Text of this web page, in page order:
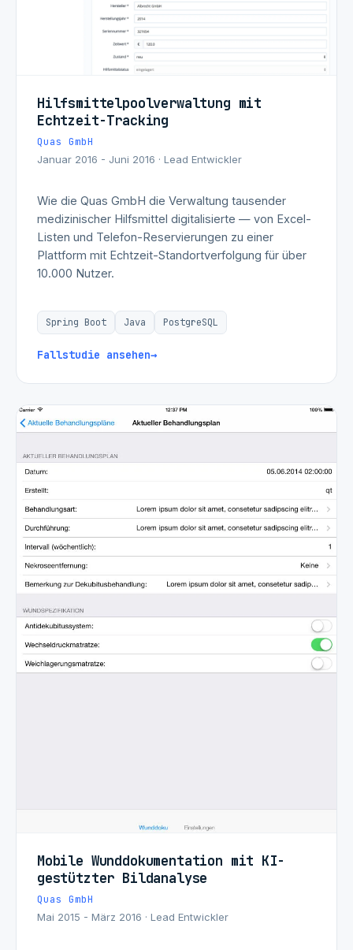
Hilfsmittelpoolverwaltung mit
Echtzeit-Tracking
Quas GmbH
Januar 2016 - Juni 2016 · Lead Entwickler
Wie die Quas GmbH die Verwaltung tausender
medizinischer Hilfsmittel digitalisierte — von Excel-
Listen und Telefon-Reservierungen zu einer
Plattform mit Echtzeit-Standortverfolgung für über
10.000 Nutzer.
Spring Boot Java PostgreSQL
Fallstudie ansehen→
Mobile Wunddokumentation mit KI-
gestützter Bildanalyse
Quas GmbH
Mai 2015 - März 2016 · Lead Entwickler